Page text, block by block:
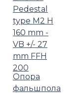
Опора
фальшпола